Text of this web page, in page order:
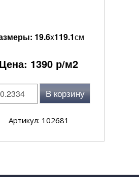
19.6x119.1см
1390 р/м2
В корзину
Артикул: 102681